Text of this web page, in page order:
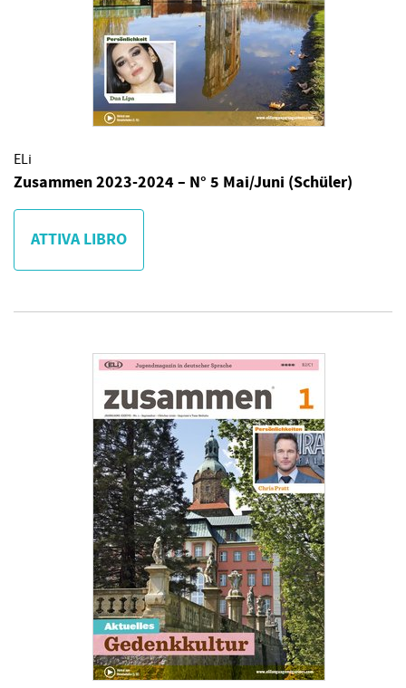
ELi
Zusammen 2023-2024 – N° 5 Mai/Juni (Schüler)
ATTIVA LIBRO